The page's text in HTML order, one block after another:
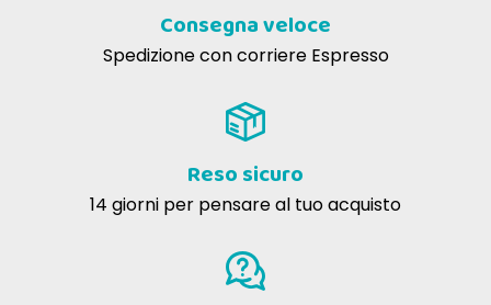
Consegna veloce
Spedizione con corriere Espresso
Reso sicuro
14 giorni per pensare al tuo acquisto